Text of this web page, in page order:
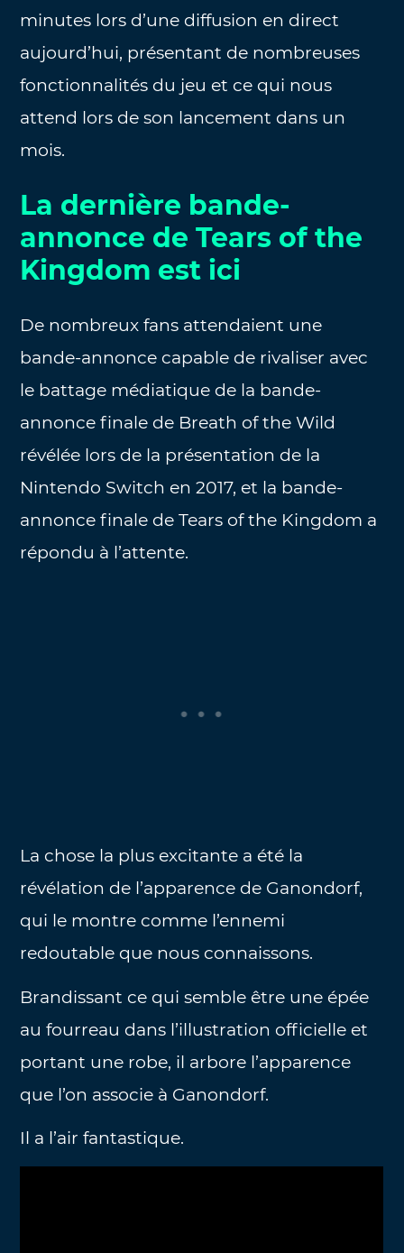
minutes lors d’une diffusion en direct
aujourd’hui, présentant de nombreuses
fonctionnalités du jeu et ce qui nous
attend lors de son lancement dans un
mois.
La dernière bande-
annonce de Tears of the
Kingdom est ici
De nombreux fans attendaient une
bande-annonce capable de rivaliser avec
le battage médiatique de la bande-
annonce finale de Breath of the Wild
révélée lors de la présentation de la
Nintendo Switch en 2017, et la bande-
annonce finale de Tears of the Kingdom a
répondu à l’attente.
La chose la plus excitante a été la
révélation de l’apparence de Ganondorf,
qui le montre comme l’ennemi
redoutable que nous connaissons.
Brandissant ce qui semble être une épée
au fourreau dans l’illustration officielle et
portant une robe, il arbore l’apparence
que l’on associe à Ganondorf.
Il a l’air fantastique.